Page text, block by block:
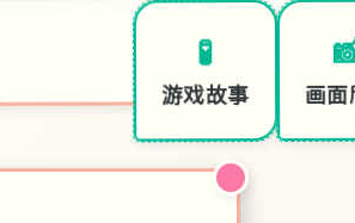
🧪
游戏故事 画面